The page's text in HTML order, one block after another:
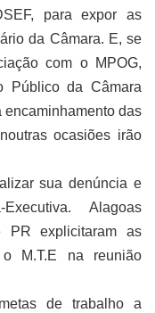
para expor as
da Câmara. E, se
com o MPOG,
Público da Câmara
encaminhamento das
ocasiões irão
sua denúncia e
Alagoas
explicitaram as
o M.T.E na reunião
de trabalho a